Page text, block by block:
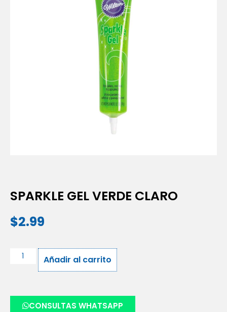
SPARKLE GEL VERDE CLARO
$2.99
Añadir al carrito
CONSULTAS WHATSAPP